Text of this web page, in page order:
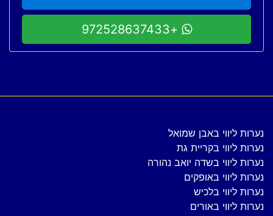
+972528637433
נערות ליווי באבן שמואל
נערות ליווי בקריית גת
נערות ליווי בשדה יואב נהורה
נערות ליווי באופקים
נערות ליווי בלכיש
נערות ליווי באורים